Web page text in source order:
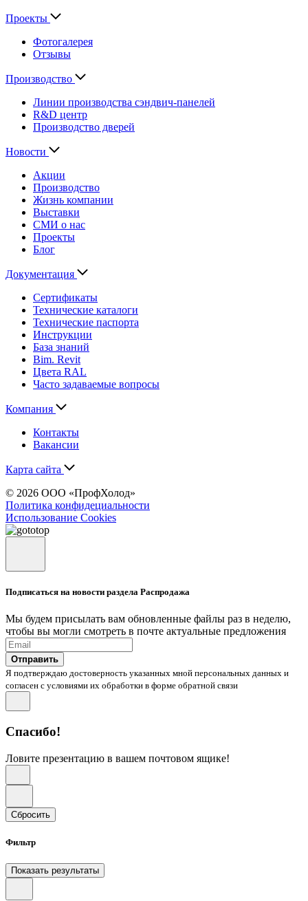
Проекты
Фотогалерея
Отзывы
Производство
Линии производства сэндвич-панелей
R&D центр
Производство дверей
Новости
Акции
Производство
Жизнь компании
Выставки
СМИ о нас
Проекты
Блог
Документация
Сертификаты
Технические каталоги
Технические паспорта
Инструкции
База знаний
Bim. Revit
Цвета RAL
Часто задаваемые вопросы
Компания
Контакты
Вакансии
Карта сайта
© 2026 ООО «ПрофХолод»
Политика конфидециальности
Использование Cookies
Подписаться на новости раздела Распродажа
Мы будем присылать вам обновленные файлы раз в неделю,
чтобы вы могли смотреть в почте актуальные предложения
Отправить
Я подтверждаю достоверность указанных мной персональных данных и
согласен с условиями их обработки в форме обратной связи
Спасибо!
Ловите презентацию в вашем почтовом ящике!
Сбросить
Фильтр
Показать результаты